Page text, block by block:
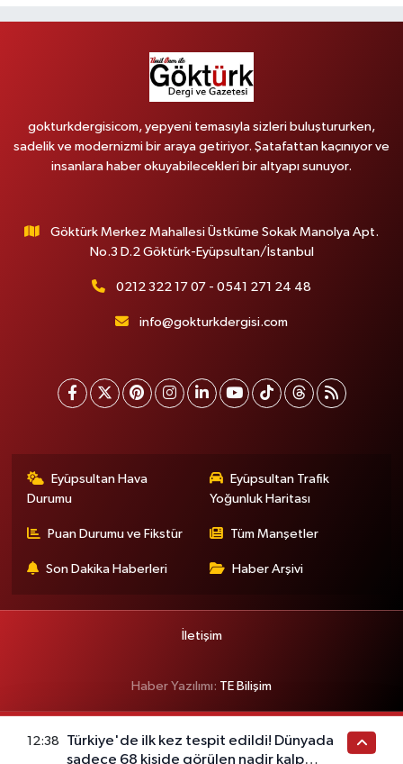
gokturkdergisicom, yepyeni temasıyla sizleri buluştururken,
sadelik ve modernizmi bir araya getiriyor. Şatafattan kaçınıyor ve
insanlara haber okuyabilecekleri bir altyapı sunuyor.
Göktürk Merkez Mahallesi Üstküme Sokak Manolya Apt.
No.3 D.2 Göktürk-Eyüpsultan/İstanbul
0212 322 17 07 - 0541 271 24 48
info@gokturkdergisi.com
Eyüpsultan Hava
Durumu
Eyüpsultan Trafik
Yoğunluk Haritası
Puan Durumu ve Fikstür Tüm Manşetler
Son Dakika Haberleri Haber Arşivi
İletişim
Haber Yazılımı: TE Bilişim
12:38
Türkiye'de ilk kez tespit edildi! Dünyada
sadece 68 kişide görülen nadir kalp